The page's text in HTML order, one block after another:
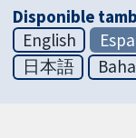
Disponible
English
日本語